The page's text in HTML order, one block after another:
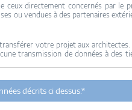
ceux directement concernés par le
ou vendues à des partenaires
votre projet aux architectes.
transmission de données à des
entre architectes-france et
architectes-france.
décrits ci dessus.*